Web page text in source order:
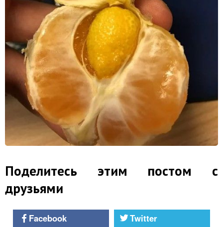
Поделитесь этим постом с
друзьями
Facebook Twitter